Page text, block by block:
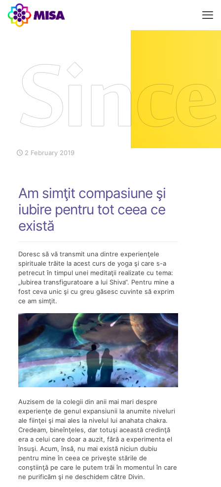
2 February 2019
Am simţit compasiune şi
iubire pentru tot ceea ce
există
Doresc să vă transmit una dintre experienţele
spirituale trăite la acest curs de yoga şi care s-a
petrecut în timpul unei meditaţii realizate cu tema:
„Iubirea transfiguratoare a lui Shiva“. Pentru mine a
fost ceva unic şi cu greu găsesc cuvinte să exprim
ce am simţit.
Auzisem de la colegii din anii mai mari despre
experienţe de genul expansiunii la anumite niveluri
ale fiinţei şi mai ales la nivelul lui anahata chakra.
Credeam, bineînţeles, dar totuşi această credinţă
era a celui care doar a auzit, fără a experimenta el
însuşi. Acum, însă, nu mai există niciun dubiu
pentru mine în ceea ce priveşte stările de
conştiinţă pe care le putem trăi în momentul în care
ne purificăm şi ne deschidem către Divin.